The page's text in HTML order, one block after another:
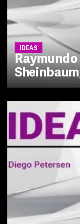
IDEAS
Raymundo